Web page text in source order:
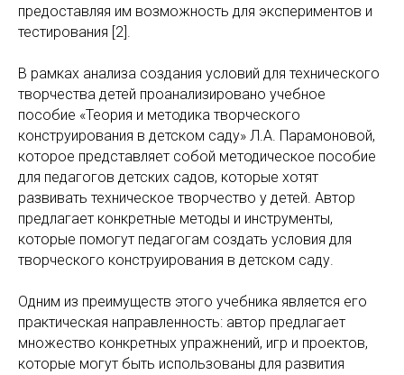
предоставляя им возможность для экспериментов и
тестирования [2].
В рамках анализа создания условий для технического
творчества детей проанализировано учебное
пособие «Теория и методика творческого
конструирования в детском саду» Л.А. Парамоновой,
которое представляет собой методическое пособие
для педагогов детских садов, которые хотят
развивать техническое творчество у детей. Автор
предлагает конкретные методы и инструменты,
которые помогут педагогам создать условия для
творческого конструирования в детском саду.
Одним из преимуществ этого учебника является его
практическая направленность: автор предлагает
множество конкретных упражнений, игр и проектов,
которые могут быть использованы для развития